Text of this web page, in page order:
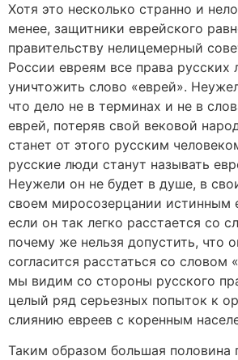
Хотя это несколько странно и
менее, защитники еврейского
правительству нелицемерный
России евреям все права
уничтожить слово «еврей».
что дело не в терминах и не в
еврей, потеряв свой вековой
станет от этого русским
русские люди станут называть
Неужели он не будет в душе, в
своем миросозерцании истинным
если он так легко расстается со
почему же нельзя допустить, что
согласится расстаться со словом
мы видим со стороны русского
целый ряд серьезных попыток к
слиянию евреев с коренным
Таким образом большая половина